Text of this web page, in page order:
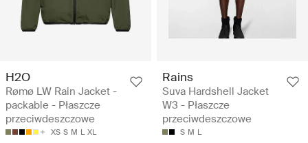
H2O
Rømø LW Rain Jacket -
packable - Płaszcze
przeciwdeszczowe
XS S M L XL
Rains
Suva Hardshell Jacket
W3 - Płaszcze
przeciwdeszczowe
S M L